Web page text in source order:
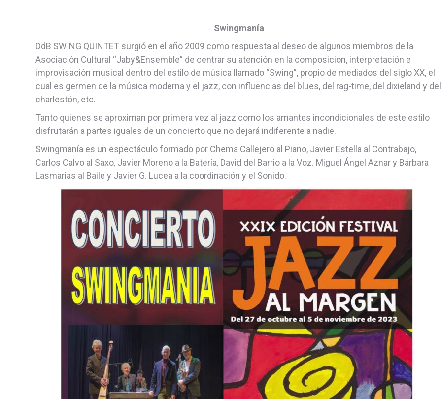
Swingmanía
DdB SWING QUINTET surgió en el año 2009 como respuesta al deseo de algunos miembros de la
Asociación Cultural “Jaby&Ensemble” de centrar su atención en la composición, interpretación e
improvisación musical dentro del estilo de música llamado “Swing”, propio de mediados del siglo XX, el
cual es germen de la música moderna y el jazz, con influencias del blues, del rag-time, del dixieland y del
charlestón, etc.
Tanto quienes se aproximan por primera vez al jazz como los amantes incondicionales de este estilo
disfrutarán a partes iguales de un concierto que no dejará indiferente a nadie.
Swingmanía es un espectáculo formado por Chema Callejero al Piano, Javier Estella al Contrabajo,
Carlos Calvo al Saxo, Javier Moreno a la Batería, David del Barrio a la Voz. Miguel Ángel Aznar y Bárbara
Lasmarias al Baile y Javier G. Lucea a la coordinación y el Sonido.